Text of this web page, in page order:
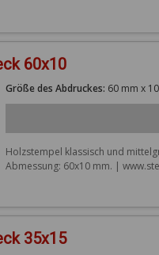
60x10
Größe des Abdruckes: 60 mm x
Holzstempel klassisch und
Abmessung: 60x10 mm. |
35x15